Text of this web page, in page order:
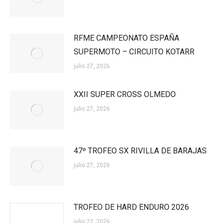
RFME CAMPEONATO ESPAÑA
SUPERMOTO – CIRCUITO KOTARR
julio 27, 2026
XXII SUPER CROSS OLMEDO
julio 27, 2026
47º TROFEO SX RIVILLA DE BARAJAS
julio 27, 2026
TROFEO DE HARD ENDURO 2026
julio 22, 2026